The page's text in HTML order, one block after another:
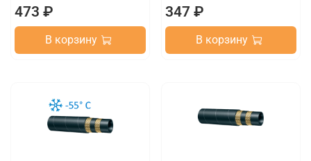
473 ₽
В корзину
347 ₽
В корзину